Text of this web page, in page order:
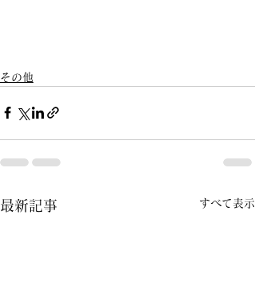
その他
最新記事 すべて表示